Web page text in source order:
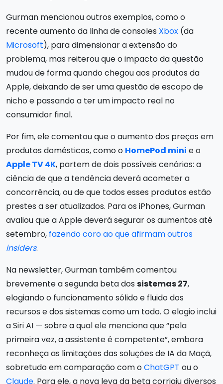
Gurman mencionou outros exemplos, como o
recente aumento da linha de consoles Xbox (da
Microsoft), para dimensionar a extensão do
problema, mas reiterou que o impacto da questão
mudou de forma quando chegou aos produtos da
Apple, deixando de ser uma questão de escopo de
nicho e passando a ter um impacto real no
consumidor final.
Por fim, ele comentou que o aumento dos preços em
produtos domésticos, como o HomePod mini e o
Apple TV 4K, partem de dois possíveis cenários: a
ciência de que a tendência deverá acometer a
concorrência, ou de que todos esses produtos estão
prestes a ser atualizados. Para os iPhones, Gurman
avaliou que a Apple deverá segurar os aumentos até
setembro, fazendo coro ao que afirmam outros
insiders.
Na newsletter, Gurman também comentou
brevemente a segunda beta dos sistemas 27,
elogiando o funcionamento sólido e fluido dos
recursos e dos sistemas como um todo. O elogio inclui
a Siri AI — sobre a qual ele menciona que “pela
primeira vez, a assistente é competente”, embora
reconheça as limitações das soluções de IA da Maçã,
sobretudo em comparação com oChatGPT ou o
Claude. Para ele, a nova leva da beta corrigiu diversos